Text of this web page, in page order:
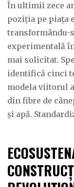
În ultimii zece
poziția pe piața
transformându-
experimentală
mai solicitat.
identifică cinci
modela viitorul
din fibre de
și apă.